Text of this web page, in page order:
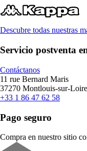
Descubre todas nuestras
Servicio postventa
Contáctanos
11 rue Bernard Maris
37270 Montlouis-sur-
+33 1 86 47 62 58
Pago seguro
Compra en nuestro sitio